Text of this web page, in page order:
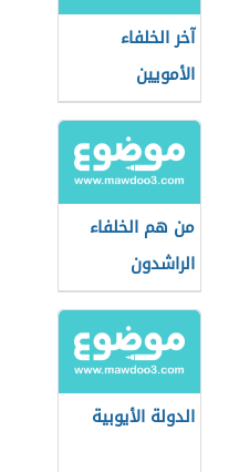
آخر الخلفاء
الأمويين
من هم الخلفاء
الراشدون
الدولة الأيوبية